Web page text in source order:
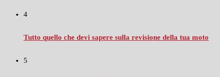
4
Tutto quello che devi sapere sulla revisione della tua moto
5